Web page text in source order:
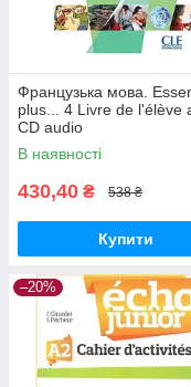
Французька мова.
plus... 4 Livre de l'élève
CD audio
В наявності
430,40 ₴ 538 ₴
Купити
–20%